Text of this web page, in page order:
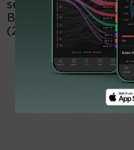
selama data yang
Bowman seperti
(27/6).